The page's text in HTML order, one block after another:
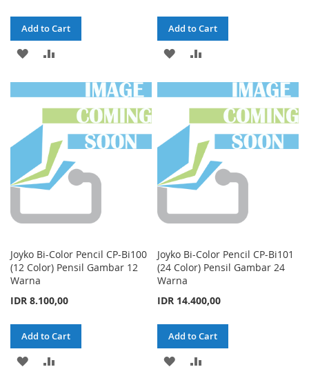
Add to Cart
ADD
WISH
LIST
COMPARE
Add to Cart
ADD
WISH
LIST
COMPARE
Joyko Bi-Color Pencil CP-Bi100
(12 Color) Pensil Gambar 12
Warna
IDR 8.100,00
Add to Cart
ADD
Joyko Bi-Color Pencil CP-Bi101
(24 Color) Pensil Gambar 24
Warna
IDR 14.400,00
Add to Cart
ADD